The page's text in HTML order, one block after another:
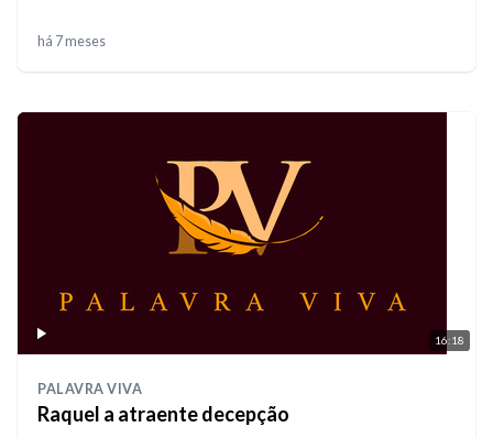
há 7 meses
16:18
PALAVRA VIVA
Raquel a atraente decepção